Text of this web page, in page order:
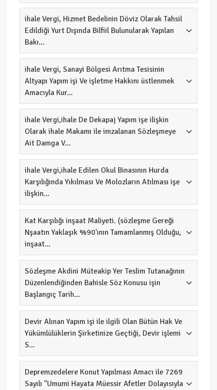
ihale Vergi, Hizmet Bedelinin Döviz Olarak Tahsil
Edildiği Yurt Dışında Bilfiil Bulunularak Yapılan
Bakı...
ihale Vergi, Sanayi Bölgesi Arıtma Tesisinin
Altyapı Yapım işi Ve işletme Hakkını üstlenmek
Amacıyla Kur...
ihale Vergi,ihale De Dekapaj Yapım işe ilişkin
Olarak ihale Makamı ile imzalanan Sözleşmeye
Ait Damga V...
ihale Vergi,ihale Edilen Okul Binasının Hurda
Karşılığında Yıkılması Ve Molozların Atılması işe
ilişkin...
Kat Karşılığı inşaat Maliyeti. (sözleşme Gereği
Nşaatın Yaklaşık %90'ının Tamamlanmış Olduğu,
inşaat...
Sözleşme Akdini Müteakip Yer Teslim Tutanağının
Düzenlendiğinden Bahisle Söz Konusu işin
Başlangıç Tarih...
Devir Alınan Yapım işi ile ilgili Olan Bütün Hak Ve
Yükümlülüklerin Şirketinize Geçtiği, Devir işlemi
S...
Depremzedelere Konut Yapılması Amacı ile 7269
Sayılı "Umumi Hayata Müessir Afetler Dolayısıyla